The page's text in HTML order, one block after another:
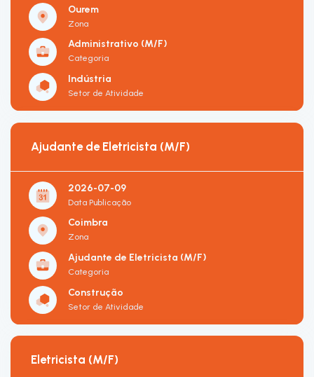
Ourem
Zona
Administrativo (M/F)
Categoria
Indústria
Setor de Atividade
Ajudante de Eletricista (M/F)
2026-07-09
Data Publicação
Coimbra
Zona
Ajudante de Eletricista (M/F)
Categoria
Construção
Setor de Atividade
Eletricista (M/F)